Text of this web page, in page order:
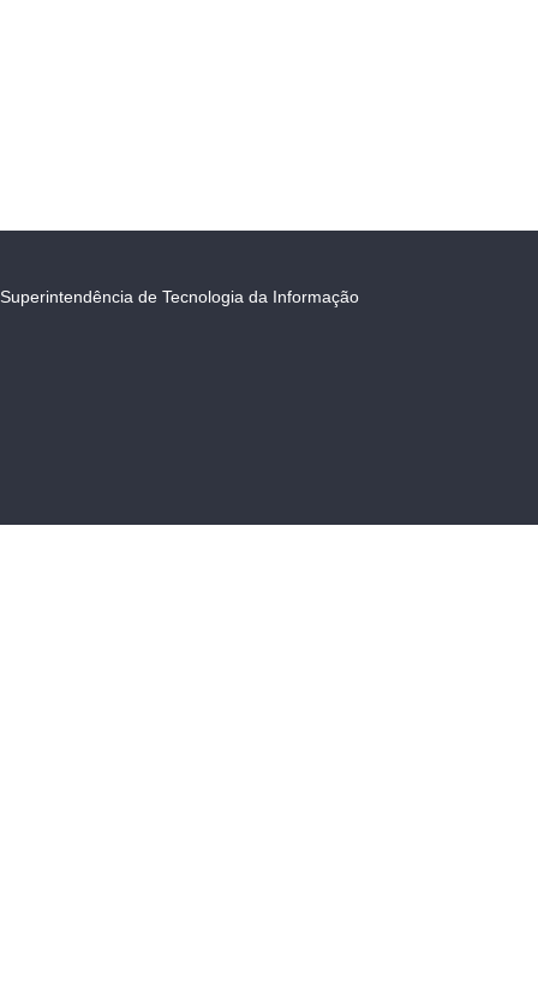
Superintendência de Tecnologia da Informação